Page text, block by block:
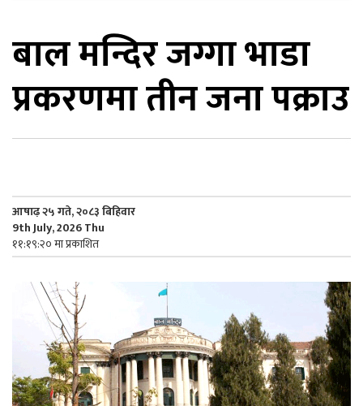
बाल मन्दिर जग्गा भाडा
प्रकरणमा तीन जना पक्राउ
आषाढ़ २५ गते, २०८३ बिहिवार
9th July, 2026 Thu
११:१९:२० मा प्रकाशित